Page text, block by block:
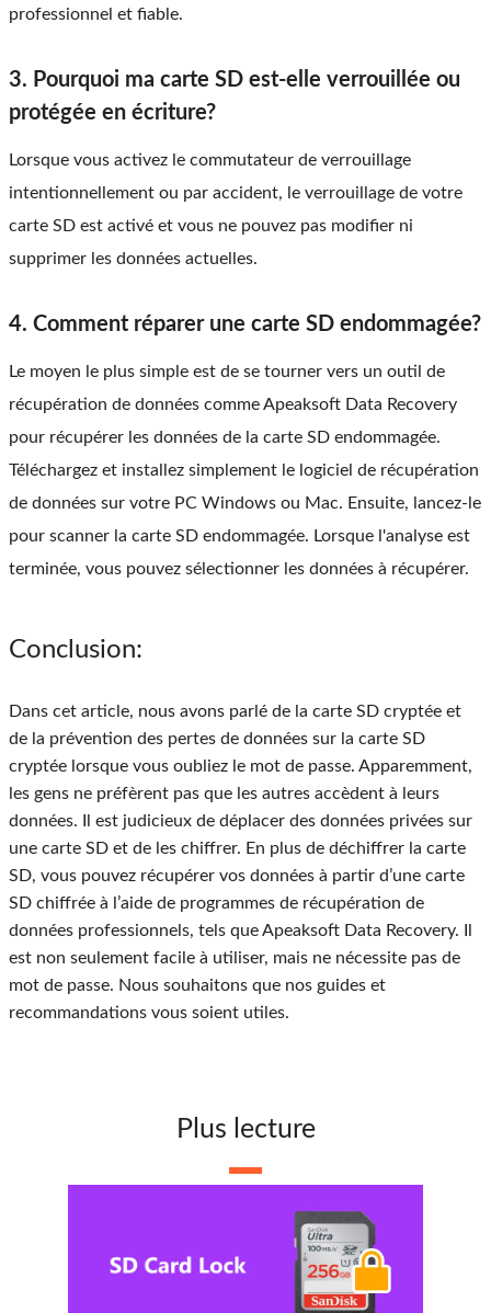
professionnel et fiable.
3. Pourquoi ma carte SD est-elle verrouillée ou
protégée en écriture?
Lorsque vous activez le commutateur de verrouillage
intentionnellement ou par accident, le verrouillage de votre
carte SD est activé et vous ne pouvez pas modifier ni
supprimer les données actuelles.
4. Comment réparer une carte SD endommagée?
Le moyen le plus simple est de se tourner vers un outil de
récupération de données comme Apeaksoft Data Recovery
pour récupérer les données de la carte SD endommagée.
Téléchargez et installez simplement le logiciel de récupération
de données sur votre PC Windows ou Mac. Ensuite, lancez-le
pour scanner la carte SD endommagée. Lorsque l'analyse est
terminée, vous pouvez sélectionner les données à récupérer.
Conclusion:
Dans cet article, nous avons parlé de la carte SD cryptée et
de la prévention des pertes de données sur la carte SD
cryptée lorsque vous oubliez le mot de passe. Apparemment,
les gens ne préfèrent pas que les autres accèdent à leurs
données. Il est judicieux de déplacer des données privées sur
une carte SD et de les chiffrer. En plus de déchiffrer la carte
SD, vous pouvez récupérer vos données à partir d’une carte
SD chiffrée à l’aide de programmes de récupération de
données professionnels, tels que Apeaksoft Data Recovery. Il
est non seulement facile à utiliser, mais ne nécessite pas de
mot de passe. Nous souhaitons que nos guides et
recommandations vous soient utiles.
Plus lecture